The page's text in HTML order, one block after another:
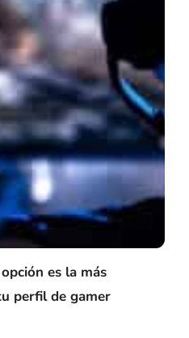
es la más
perfil de gamer